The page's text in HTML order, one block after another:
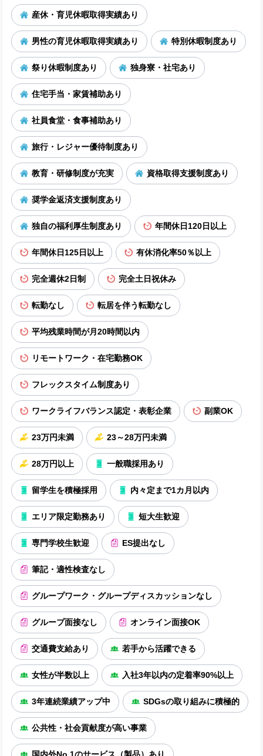
産休・育児休暇取得実績あり
男性の育児休暇取得実績あり 特別休暇制度あり
祭り休暇制度あり 独身寮・社宅あり
住宅手当・家賃補助あり
社員食堂・食事補助あり
旅行・レジャー優待制度あり
教育・研修制度が充実 資格取得支援制度あり
奨学金返済支援制度あり
独自の福利厚生制度あり 年間休日120日以上
年間休日125日以上 有休消化率50％以上
完全週休2日制 完全土日祝休み
転勤なし 転居を伴う転勤なし
平均残業時間が月20時間以内
リモートワーク・在宅勤務OK
フレックスタイム制度あり
ワークライフバランス認定・表彰企業 副業OK
23万円未満 23～28万円未満
28万円以上 一般職採用あり
留学生を積極採用 内々定まで1カ月以内
エリア限定勤務あり 短大生歓迎
専門学校生歓迎 ES提出なし
筆記・適性検査なし
グループワーク・グループディスカッションなし
グループ面接なし オンライン面接OK
交通費支給あり 若手から活躍できる
女性が半数以上 入社3年以内の定着率90%以上
3年連続業績アップ中 SDGsの取り組みに積極的
公共性・社会貢献度が高い事業
国内外No.1のサービス（製品）あり